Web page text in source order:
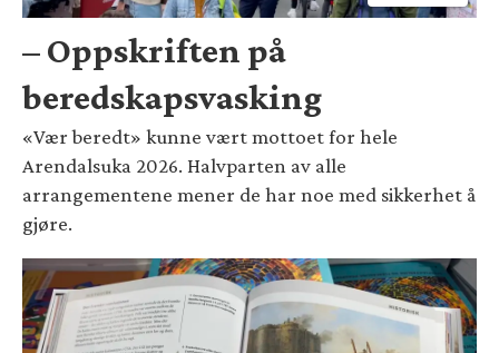
– Oppskriften på
beredskapsvasking
«Vær beredt» kunne vært mottoet for hele
Arendalsuka 2026. Halvparten av alle
arrangementene mener de har noe med sikkerhet å
gjøre.